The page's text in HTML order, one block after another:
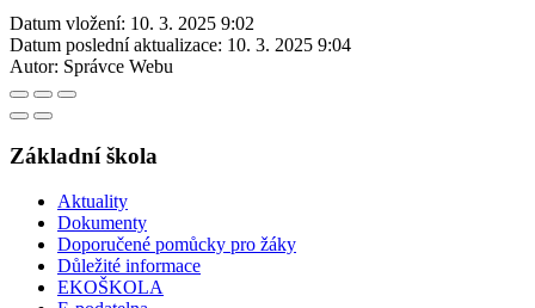
Datum vložení: 10. 3. 2025 9:02
Datum poslední aktualizace: 10. 3. 2025 9:04
Autor: Správce Webu
Základní škola
Aktuality
Dokumenty
Doporučené pomůcky pro žáky
Důležité informace
EKOŠKOLA